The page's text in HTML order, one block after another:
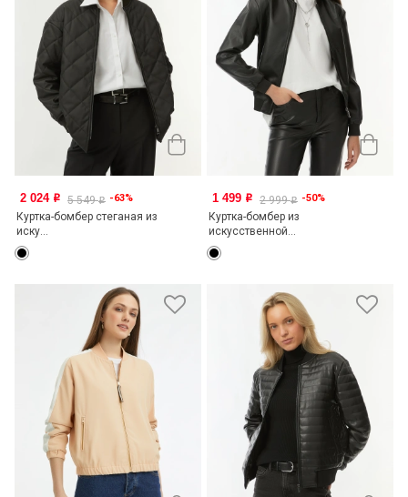
2 024 o 5 549o -63%
Куртка-бомбер стеганая из
иску...
1 499 o 2 999o -50%
Куртка-бомбер из
искусственной...